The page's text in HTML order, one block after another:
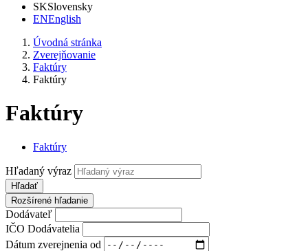
SKSlovensky
ENEnglish
Úvodná stránka
Zverejňovanie
Faktúry
Faktúry
Faktúry
Faktúry
Hľadaný výraz
Hľadať
Rozšírené hľadanie
Dodávateľ
IČO Dodávatelia
Dátum zverejnenia od